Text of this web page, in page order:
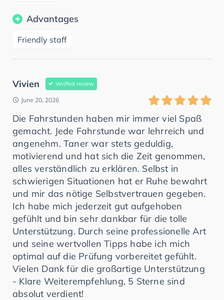
Advantages
Friendly staff
Vivien Verified review
June 20, 2026
Die Fahrstunden haben mir immer viel Spaß
gemacht. Jede Fahrstunde war lehrreich und
angenehm. Taner war stets geduldig,
motivierend und hat sich die Zeit genommen,
alles verständlich zu erklären. Selbst in
schwierigen Situationen hat er Ruhe bewahrt
und mir das nötige Selbstvertrauen gegeben.
Ich habe mich jederzeit gut aufgehoben
gefühlt und bin sehr dankbar für die tolle
Unterstützung. Durch seine professionelle Art
und seine wertvollen Tipps habe ich mich
optimal auf die Prüfung vorbereitet gefühlt.
Vielen Dank für die großartige Unterstützung
- Klare Weiterempfehlung, 5 Sterne sind
absolut verdient!